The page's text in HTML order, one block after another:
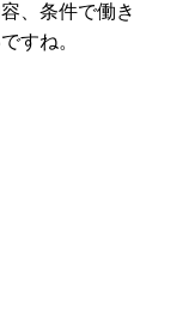
、条件で働き
すね。